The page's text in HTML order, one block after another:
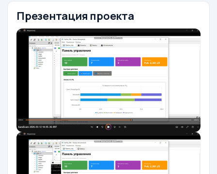
Презентация проекта